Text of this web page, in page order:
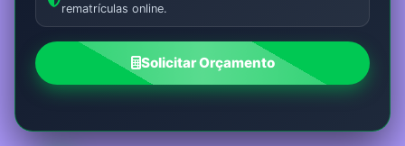
Seu Nome:
rematrículas online.
Solicitar Orçamento